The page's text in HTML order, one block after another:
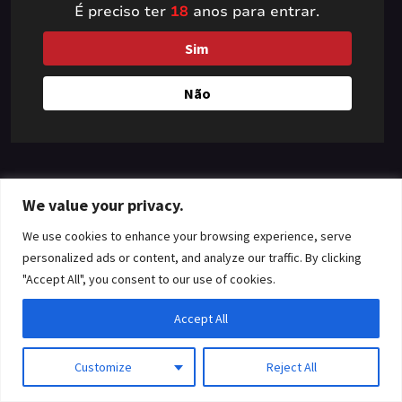
We value your privacy.
We use cookies to enhance your browsing experience, serve
personalized ads or content, and analyze our traffic. By clicking
"Accept All", you consent to our use of cookies.
Customize Reject All
Accept All
something amazing
— check back soon!
É preciso ter 18 anos para entrar.
Sim
Não